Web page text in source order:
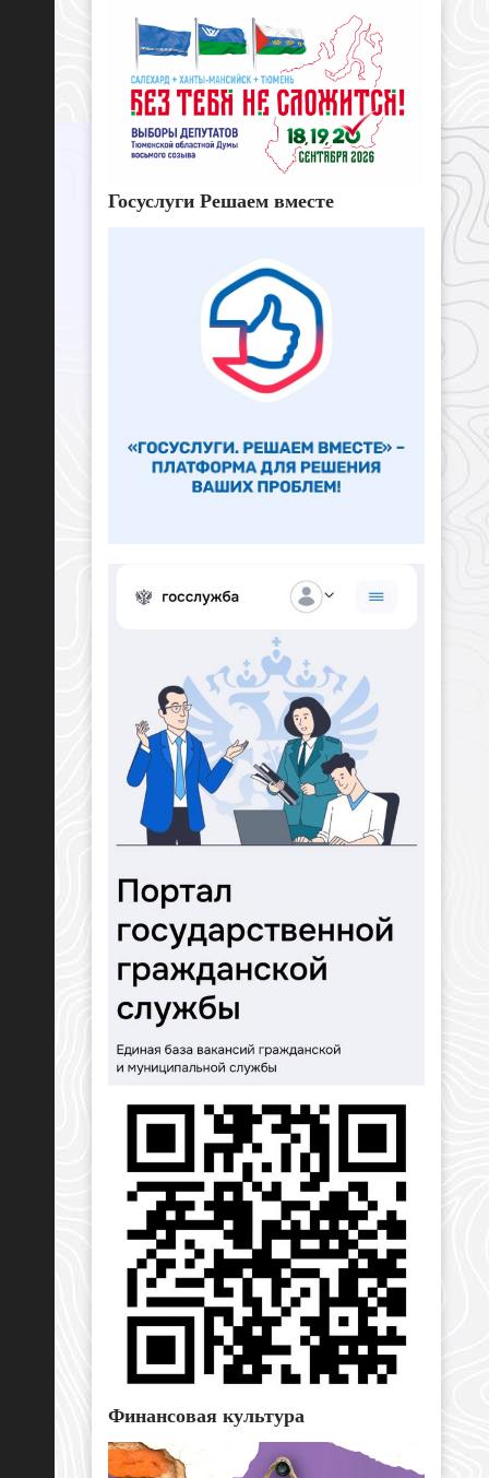
Госуслуги Решаем вместе
Финансовая культура